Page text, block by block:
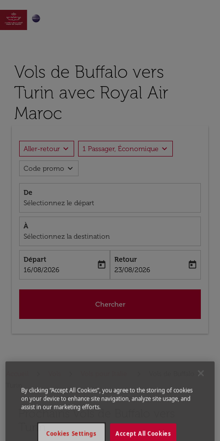

Vols de Buffalo vers
Turin avec Royal Air
Maroc
Aller-retour expand_more 1 Passager, Économique expand_more
Code promo expand_more
De
Sélectionnez le départ
À
Sélectionnez la destination
Départ
fc-booking-departure-date-aria-label
16/08/2026
today
Retour
fc-booking-return-date-aria-label
23/08/2026
today
Chercher
Vols de Buffalo a
Prochains Vols de Buffalo vers
Turin
Aucun tarif trouvé pour les options populaires
By clicking “Accept All Cookies”, you agree to the storing of cookies
on your device to enhance site navigation, analyze site usage, and
assist in our marketing efforts.
Accept All Cookies
Cookies Settings